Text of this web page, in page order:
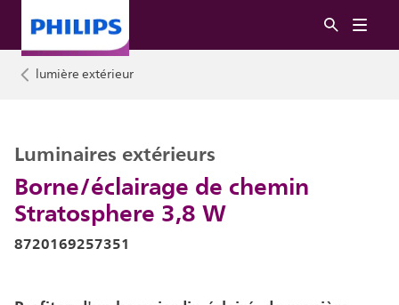
lumière extérieur
Borne/éclairage de chemin
Stratosphere 3,8 W
Luminaires extérieurs
8720169257351